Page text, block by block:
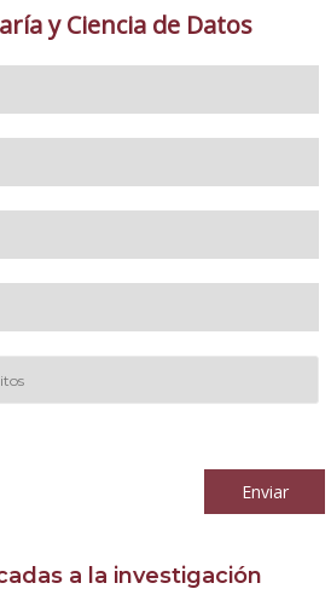
y Ciencia de Datos
Enviar
a la investigación